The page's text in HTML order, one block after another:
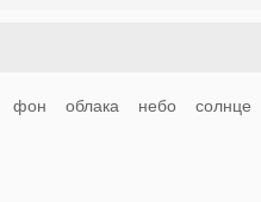
фон облака небо солнце